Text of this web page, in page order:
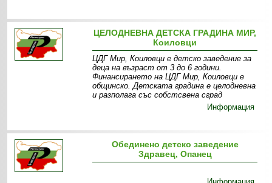
ЦЕЛОДНЕВНА ДЕТСКА ГРАДИНА МИР,
Коиловци
ЦДГ Мир, Коиловци е детско заведение за
деца на възраст от 3 до 6 години.
Финансирането на ЦДГ Мир, Коиловци е
общинско. Детската градина е целодневна
и разполага със собстсвена сград
Информация
Обединено детско заведение
Здравец, Опанец